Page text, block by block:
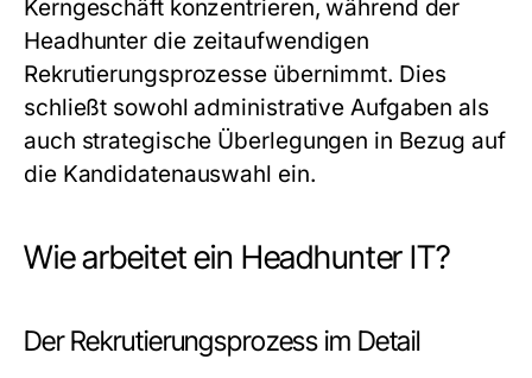
Kerngeschäft konzentrieren, während der
Headhunter die zeitaufwendigen
Rekrutierungsprozesse übernimmt. Dies
schließt sowohl administrative Aufgaben als
auch strategische Überlegungen in Bezug auf
die Kandidatenauswahl ein.
Wie arbeitet ein Headhunter IT?
Der Rekrutierungsprozess im Detail